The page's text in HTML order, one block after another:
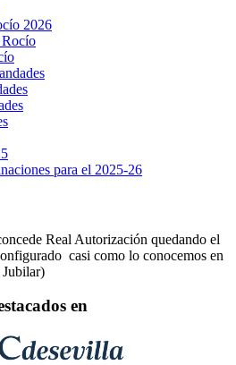
2026
para el 2025-26
Real Autorización quedando el
casi como lo conocemos en
en